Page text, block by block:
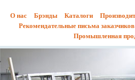
О нас Брэнды Каталоги
Рекомендательные письма заказчиков
Промышленная